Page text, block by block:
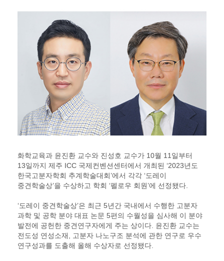
화학교육과 윤진환 교수와 진성호 교수가 10월 11일부터
13일까지 제주 ICC 국제컨벤션센터에서 개최된 ‘2023년도
한국고분자학회 추계학술대회’에서 각각 ‘도레이
중견학술상’을 수상하고 학회 ‘펠로우 회원’에 선정됐다.
‘도레이 중견학술상’은 최근 5년간 국내에서 수행한 고분자
과학 및 공학 분야 대표 논문 5편의 수월성을 심사해 이 분야
발전에 공헌한 중견연구자에게 주는 상이다. 윤진환 교수는
전도성 연성소재, 고분자 나노구조 분석에 관한 연구로 우수
연구성과를 도출해 올해 수상자로 선정됐다.